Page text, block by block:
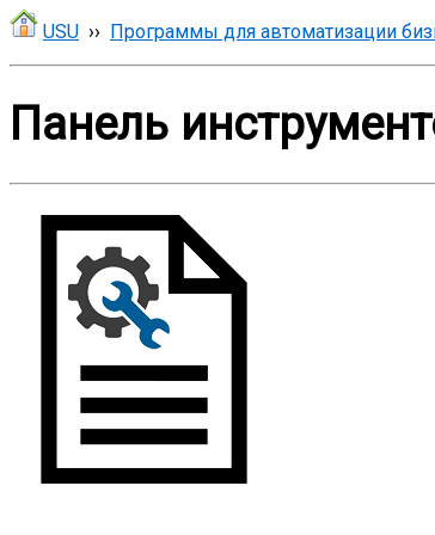
USU ›› Программы для автоматизации
Панель